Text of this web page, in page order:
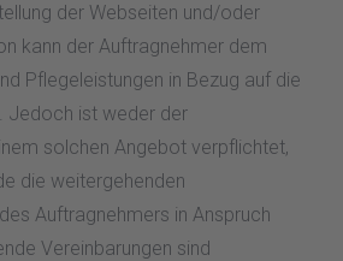
der Webseiten und/oder
kann der Auftragnehmer dem
Pflegeleistungen in Bezug auf die
Jedoch ist weder der
solchen Angebot verpflichtet,
die weitergehenden
Auftragnehmers in Anspruch
Vereinbarungen sind